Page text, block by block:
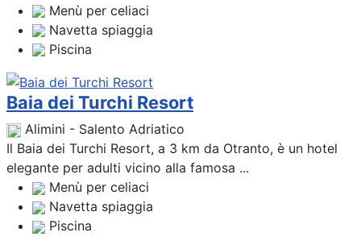
Menù per celiaci
Navetta spiaggia
Piscina
Baia dei Turchi Resort
Alimini - Salento Adriatico
Il Baia dei Turchi Resort, a 3 km da Otranto, è un hotel
elegante per adulti vicino alla famosa ...
Menù per celiaci
Navetta spiaggia
Piscina